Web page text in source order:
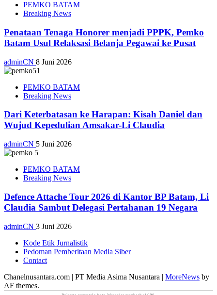
PEMKO BATAM
Breaking News
Penataan Tenaga Honorer menjadi PPPK, Pemko
Batam Usul Relaksasi Belanja Pegawai ke Pusat
adminCN 8 Juni 2026
PEMKO BATAM
Breaking News
Dari Keterbatasan ke Harapan: Kisah Daniel dan
Wujud Kepedulian Amsakar-Li Claudia
adminCN 5 Juni 2026
PEMKO BATAM
Breaking News
Defence Attache Tour 2026 di Kantor BP Batam, Li
Claudia Sambut Delegasi Pertahanan 19 Negara
adminCN 3 Juni 2026
Kode Etik Jurnalistik
Pedoman Pemberitaan Media Siber
Contact
Chanelnusantara.com | PT Media Asima Nusantara | MoreNews by
AF themes.